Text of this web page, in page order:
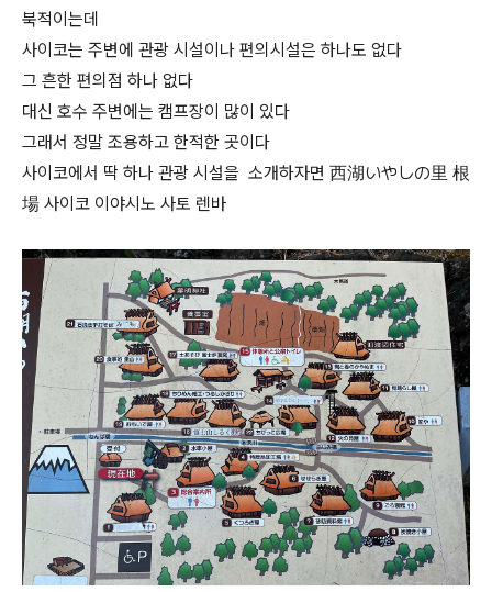
북적이는데
사이코는 주변에 관광 시설이나 편의시설은 하나도 없다
그 흔한 편의점 하나 없다
대신 호수 주변에는 캠프장이 많이 있다
그래서 정말 조용하고 한적한 곳이다
사이코에서 딱 하나 관광 시설을 소개하자면 西湖いやしの里 根
場 사이코 이야시노 사토 렌바